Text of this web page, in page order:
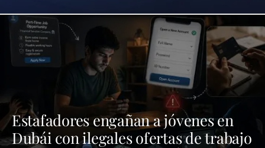
Estafadores engañan a jóvenes en
Dubái con ilegales ofertas de trabajo